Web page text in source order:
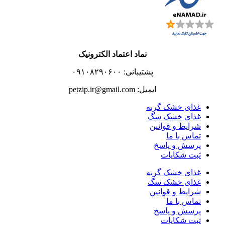
نماد اعتماد الکترونیک
پشتیبانی: ۰۹۱۰۸۲۹۰۶۰۰
ایمیل: petzip.ir@gmail.com
غذای خشک گربه
غذای خشک سگ
شرایط و قوانین
تماس با ما
پرسش و پاسخ
ثبت شکایات
غذای خشک گربه
غذای خشک سگ
شرایط و قوانین
تماس با ما
پرسش و پاسخ
ثبت شکایات